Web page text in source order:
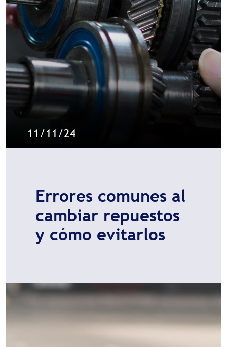
11/11/24
Errores comunes al
cambiar repuestos
y cómo evitarlos